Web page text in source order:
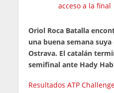
acceso a la final
Oriol Roca Batalla
una buena semana
Ostrava. El catalán
semifinal ante Hady
Resultados ATP